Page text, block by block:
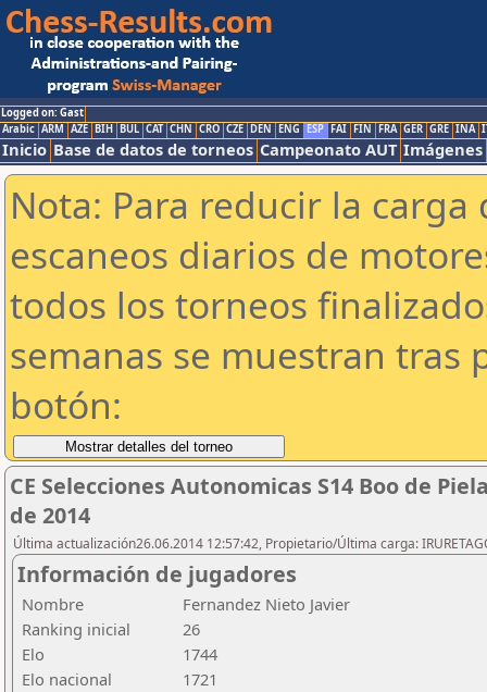
Logged on: Gast
Arabic ARM AZE BIH BUL CAT CHN CRO CZE DEN ENG ESP FAI FIN FRA GER GRE INA
Inicio Base de datos de torneos Campeonato AUT Imágenes
Nota: Para reducir la
escaneos diarios de
todos los torneos
semanas se muestran tras
botón:
CE Selecciones Autonomicas S14 Boo de
de 2014
Última actualización26.06.2014 12:57:42, Propietario/Última carga:
Información de jugadores
Nombre
Fernandez Nieto Javier
Ranking inicial
26
Elo
1744
Elo nacional
1721